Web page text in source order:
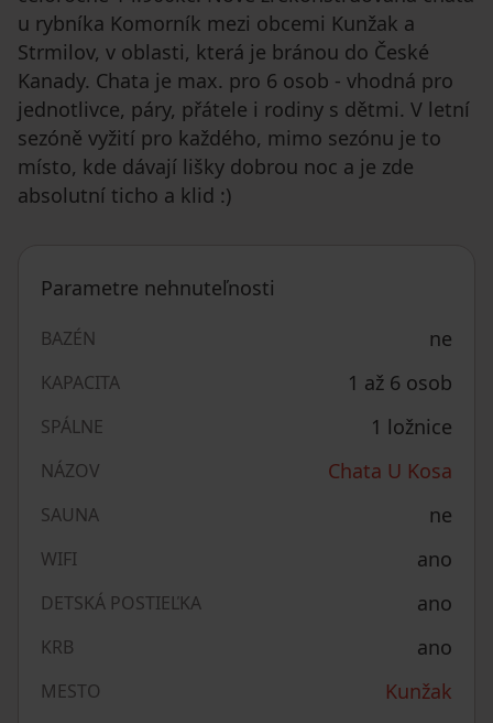
u rybníka Komorník mezi obcemi Kunžak a
Strmilov, v oblasti, která je bránou do České
Kanady. Chata je max. pro 6 osob - vhodná pro
jednotlivce, páry, přátele i rodiny s dětmi. V letní
sezóně vyžití pro každého, mimo sezónu je to
místo, kde dávají lišky dobrou noc a je zde
absolutní ticho a klid :)
Parametre nehnuteľnosti
BAZÉN ne
KAPACITA 1 až 6 osob
SPÁLNE 1 ložnice
NÁZOV Chata U Kosa
SAUNA ne
WIFI ano
DETSKÁ POSTIEĽKA ano
KRB ano
MESTO
Kunžak